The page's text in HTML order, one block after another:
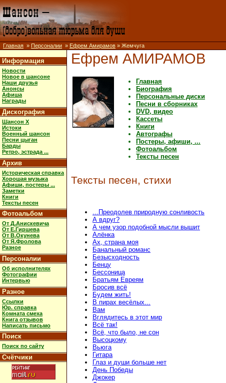
Главная » Персоналии » Ефрем Амирамов » Жемчуга
Информация
Новости
Новое в шансоне
Наши друзья
Анонсы
Афиша
Награды
Дискография
Шансон X
Истоки
Военный шансон
Песни цыган
Барды
Ретро, эстрада ...
Архив
Историческая справка
Хорошая музыка
Афиши, постеры ...
Заметки
Книги
Тексты песен
Фотоальбом
От Д.Анискевича
От Е.Гиршева
От В.Окунева
От Я.Фролова
Разное
Персоналии
Об исполнителях
Фотографии
Интервью
Разное
Ссылки
Юр. справка
Комната смеха
Книга отзывов
Написать письмо
Поиск
Поиск по сайту
Счётчики
Ефрем АМИРАМОВ
Главная
Биография
Персональные диски
Песни в сборниках
DVD, видео
Кассеты
Книги
Автографы
Постеры, афиши, ...
Фотоальбом
Тексты песен
Тексты песен, стихи
...Преодолев природную сонливость
А вдруг?
А чем узор подобной мысли вышит
Алёнка
Ах, страна моя
Банальный романс
Безысходность
Бенцу
Бессоница
Братьям Евреям
Бросив всё
Будем жить!
В пирах весёлых...
Вам
Вглядитесь в этот мир
Всё так!
Всё, что было, не сон
Высоцкому
Вьюга
Гитара
Глаз и души больше нет
День Победы
Джокер